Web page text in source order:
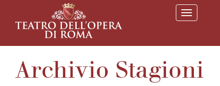
T
o
l
a
v
Archivio Stagioni